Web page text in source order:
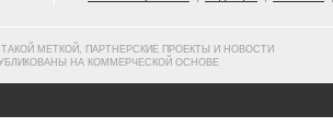
МЕТКОЙ, ПАРТНЕРСКИЕ ПРОЕКТЫ И НОВОСТИ
НА КОММЕРЧЕСКОЙ ОСНОВЕ